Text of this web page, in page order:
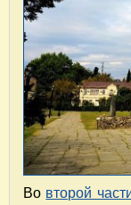
Во второй